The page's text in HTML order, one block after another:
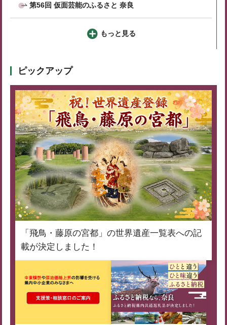
第56回 仮面芸能のふるさと 奈良
もっと見る
ピックアップ
「飛鳥・藤原の宮都」の世界遺産一覧表への記
載が決定しました！